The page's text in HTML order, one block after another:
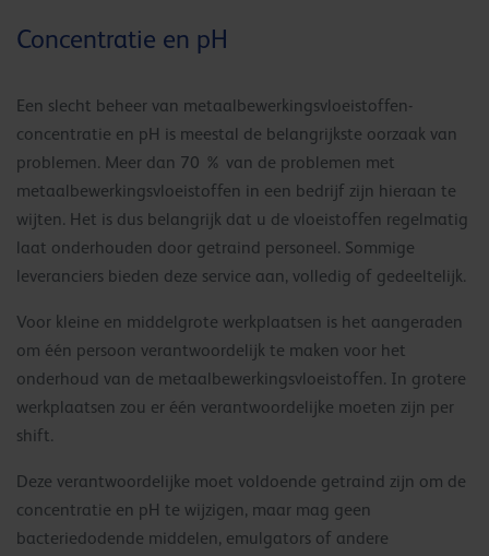
Concentratie en pH
Een slecht beheer van metaalbewerkingsvloeistoffen-
concentratie en pH is meestal de belangrijkste oorzaak van
problemen. Meer dan 70 % van de problemen met
metaalbewerkingsvloeistoffen in een bedrijf zijn hieraan te
wijten. Het is dus belangrijk dat u de vloeistoffen regelmatig
laat onderhouden door getraind personeel. Sommige
leveranciers bieden deze service aan, volledig of gedeeltelijk.
Voor kleine en middelgrote werkplaatsen is het aangeraden
om één persoon verantwoordelijk te maken voor het
onderhoud van de metaalbewerkingsvloeistoffen. In grotere
werkplaatsen zou er één verantwoordelijke moeten zijn per
shift.
Deze verantwoordelijke moet voldoende getraind zijn om de
concentratie en pH te wijzigen, maar mag geen
bacteriedodende middelen, emulgators of andere